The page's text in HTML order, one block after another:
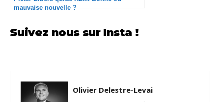
mauvaise nouvelle ?
Suivez nous sur Insta !
Olivier Delestre-Levai